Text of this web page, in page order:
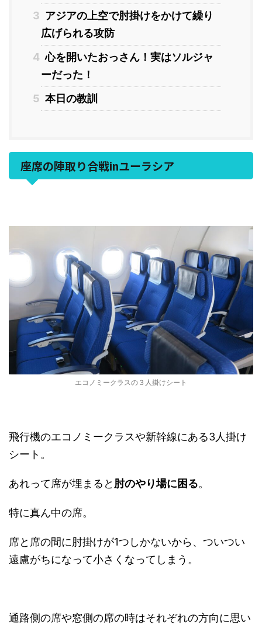
3 アジアの上空で肘掛けをかけて繰り
広げられる攻防
4 心を開いたおっさん！実はソルジャ
ーだった！
5 本日の教訓
座席の陣取り合戦inユーラシア
エコノミークラスの３人掛けシート
飛行機のエコノミークラスや新幹線にある3人掛け
シート。
あれって席が埋まると 肘のやり場に困る。
特に真ん中の席。
席と席の間に肘掛けが1つしかないから、ついつい
遠慮がちになって小さくなってしまう。
通路側の席や窓側の席の時はそれぞれの方向に思い